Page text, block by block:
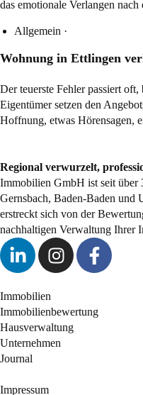
Allgemein ·
Wohnung in Ettlingen
Der teuerste Fehler passiert
Eigentümer setzen den
Hoffnung, etwas Hörensagen,
Regional verwurzelt,
Immobilien GmbH ist seit über
Gernsbach, Baden-Baden und
erstreckt sich von der
nachhaltigen Verwaltung Ihrer
Immobilien
Immobilienbewertung
Hausverwaltung
Unternehmen
Journal
Impressum